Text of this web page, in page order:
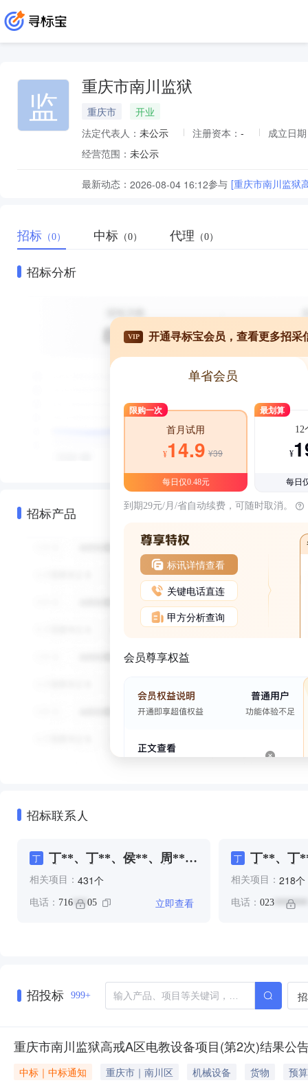
监 重庆市南川监狱
重庆市
开业
法定代表人： 未公示 注册资本： -
成立日
经营范围： 未公示
最新动态： 2026-08-04 16:12参与 [重庆市南川监狱
招标 （0） 中标 （0） 代理 （0）
招标分析
招标产品
VIP 开通寻标宝会员，查看更多招采
单省会员
限购一次
首月试用
¥14.9 ¥39
每日仅0.48元
最划算
12
¥
每日
到期29元/月/省自动续费，可随时取消。
标讯详情查看
关键电话直连
甲方分析查询
会员尊享权益
招标联系人
丁
丁**、丁**、侯**、周**、
赵**、陈*、陈**
相关项目： 431个
电话： 716 *** 05 立即查看
丁
丁**、丁
符**、莫
相关项目： 218个
电话： 023*******
招投标 999+
重庆市南川监狱高戒A区电教设备项目(第2次)结果公
中标｜中标通知 重庆市｜南川区 机械设备 货物
预